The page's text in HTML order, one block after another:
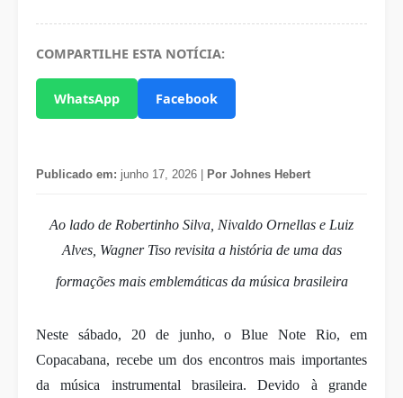
COMPARTILHE ESTA NOTÍCIA:
WhatsApp Facebook
Publicado em: junho 17, 2026 | Por Johnes Hebert
Ao lado de Robertinho Silva, Nivaldo Ornellas e Luiz
Alves, Wagner Tiso revisita a história de uma das
formações mais emblemáticas da música brasileira
Neste sábado, 20 de junho, o Blue Note Rio, em
Copacabana, recebe um dos encontros mais importantes
da música instrumental brasileira. Devido à grande